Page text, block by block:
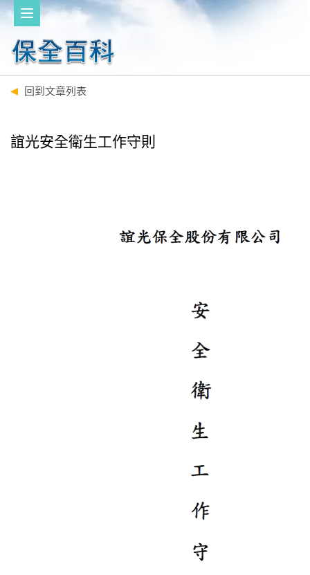
回到文章列表
誼光安全衛生工作守則